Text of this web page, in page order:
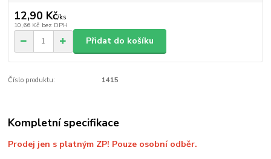
12,90 Kč/ks
10,66 Kč bez DPH
Přidat do košíku
Číslo produktu: 1415
Kompletní specifikace
Prodej jen s platným ZP! Pouze osobní odběr.